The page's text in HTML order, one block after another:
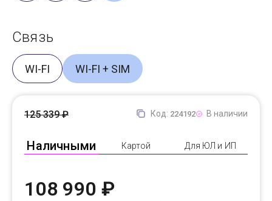
Связь
WI-FI WI-FI + SIM
Код: 224192 В наличии
Наличными Картой Для ЮЛ и ИП
125 339 ₽
108 990 ₽